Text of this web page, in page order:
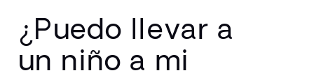
¿Puedo llevar a
un niño a mi